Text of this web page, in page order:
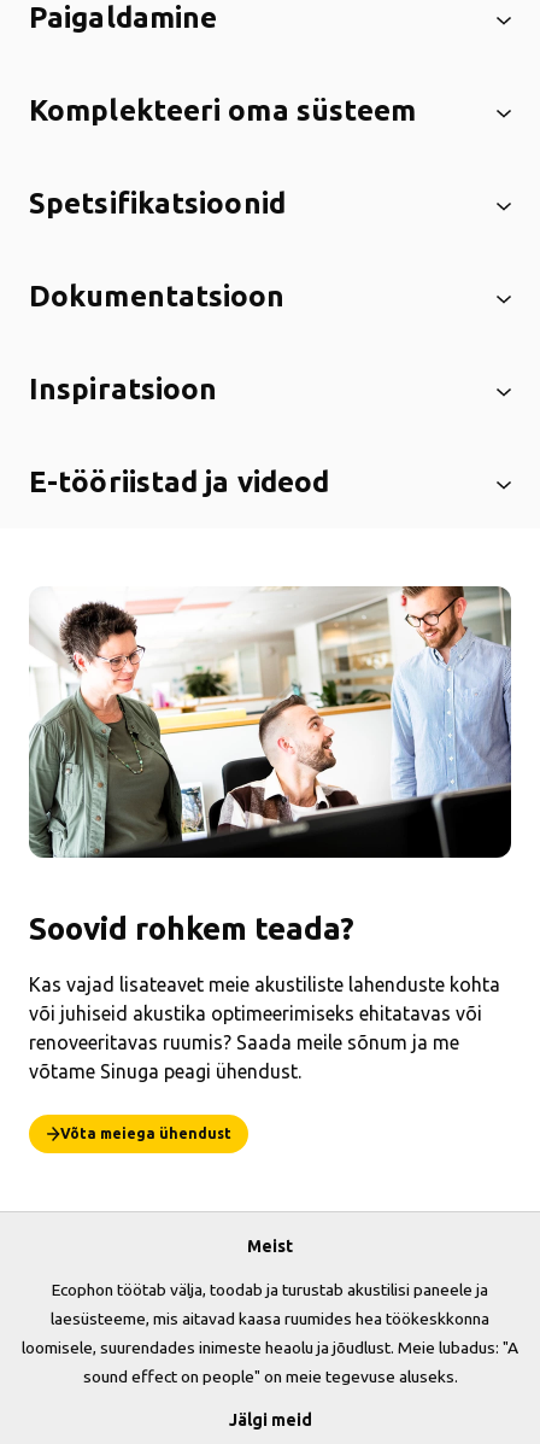
Paigaldamine
Komplekteeri oma süsteem
Spetsifikatsioonid
Dokumentatsioon
Inspiratsioon
E-tööriistad ja videod
Soovid rohkem teada?
Kas vajad lisateavet meie akustiliste lahenduste kohta
või juhiseid akustika optimeerimiseks ehitatavas või
renoveeritavas ruumis? Saada meile sõnum ja me
võtame Sinuga peagi ühendust.
Võta meiega ühendust
Meist
Ecophon töötab välja, toodab ja turustab akustilisi paneele ja
laesüsteeme, mis aitavad kaasa ruumides hea töökeskkonna
loomisele, suurendades inimeste heaolu ja jõudlust. Meie lubadus: "A
sound effect on people" on meie tegevuse aluseks.
Jälgi meid